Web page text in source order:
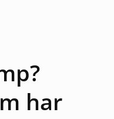
har